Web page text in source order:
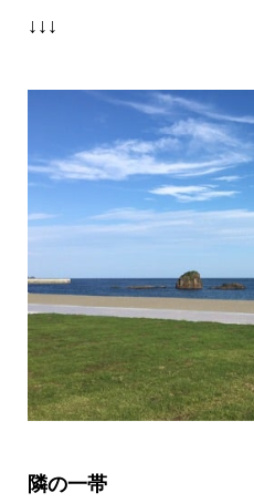
↓↓↓
隣の一帯